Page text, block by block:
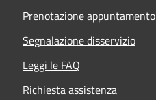
Prenotazione appuntamento
Segnalazione disservizio
Leggi le FAQ
Richiesta assistenza